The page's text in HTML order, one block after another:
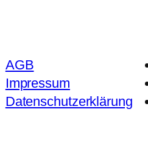
AGB
Impressum
Datenschutzerklärung